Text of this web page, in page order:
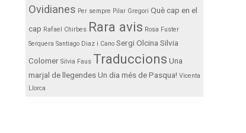
Ovidianes Per sempre Pilar Gregori Què cap en el
cap Rafael Chirbes Rara avis Rosa Fuster
Serquera Santiago Diaz i Cano Sergi Olcina Silvia
Colomer Silvia Faus Traduccions Una
marjal de llegendesUn dia més de Pasqua! Vicenta
Llorca